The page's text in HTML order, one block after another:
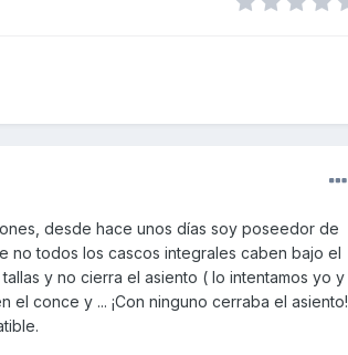
desde hace unos días soy poseedor de
no todos los cascos integrales caben bajo el
y no cierra el asiento ( lo intentamos yo y
conce y ... ¡Con ninguno cerraba el asiento!